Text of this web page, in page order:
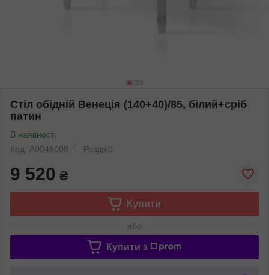
Стіл обідній Венеція (140+40)/85, білий+сріб
патин
В наявності
Код: А0046008
Роздріб
9 520 ₴
Купити
або
Купити з